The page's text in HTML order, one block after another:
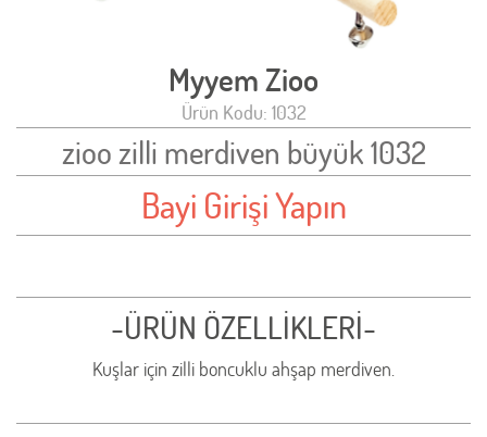
Myyem Zioo
Ürün Kodu: 1032
zioo zilli merdiven büyük 1032
Bayi Girişi Yapın
-ÜRÜN ÖZELLİKLERİ-
Kuşlar için zilli boncuklu ahşap merdiven.